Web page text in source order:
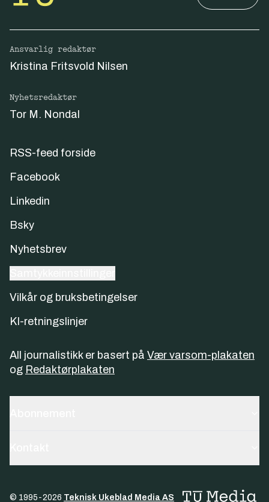
Ansvarlig redaktør
Kristina Fritsvold Nilsen
Nyhetsredaktør
Tor M. Nondal
RSS-feed forside
Facebook
Linkedin
Bsky
Nyhetsbrev
Vilkår og bruksbetingelser
KI-retningslinjer
All journalistikk er basert på Vær varsom-plakaten
og Redaktørplakaten
© 1995-2026 Teknisk Ukeblad Media AS